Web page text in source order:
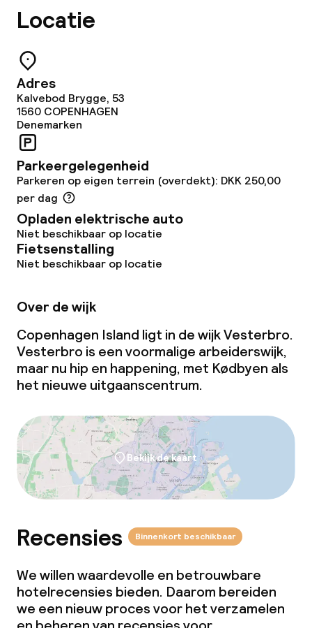
Babysitservice
Schoonmaakvoorzieningen
Wasservice
Beleid
Overal rookvrij
Locatie
Adres
Kalvebod Brygge, 53
1560 COPENHAGEN
Denemarken
Parkeergelegenheid
Parkeren op eigen terrein (overdekt): DKK 250,00
per dag
Opladen elektrische auto
Niet beschikbaar op locatie
Fietsenstalling
Niet beschikbaar op locatie
Over de wijk
Copenhagen Island ligt in de wijk Vesterbro.
Vesterbro is een voormalige arbeiderswijk,
maar nu hip en happening, met Kødbyen als
het nieuwe uitgaanscentrum.
Bekijk de kaart
Recensies Binnenkort beschikbaar
We willen waardevolle en betrouwbare
hotelrecensies bieden. Daarom bereiden
we een nieuw proces voor het verzamelen